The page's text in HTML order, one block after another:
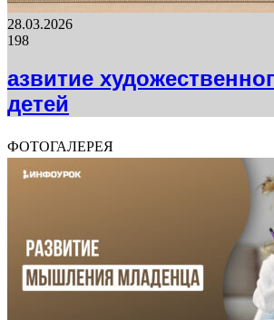
28.03.2026
198
азвитие
детей
ФОТОГАЛЕРЕЯ